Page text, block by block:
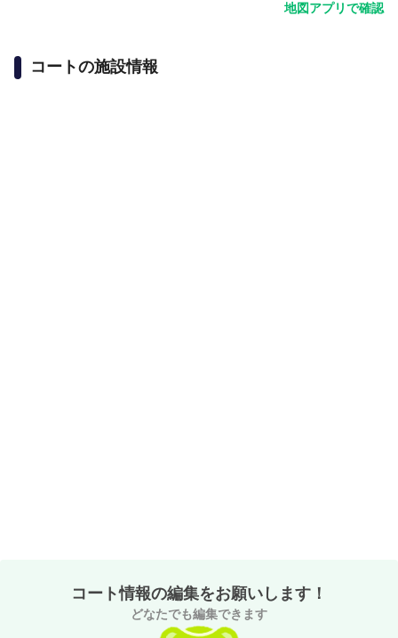
地図アプリで確認
コートの施設情報
コート情報の編集をお願いします！
どなたでも編集できます